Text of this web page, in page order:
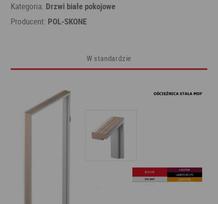
Kategoria: Drzwi białe pokojowe
Producent: POL-SKONE
W standardzie